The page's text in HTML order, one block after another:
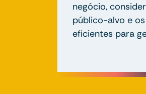
negócio,
público-alvo e
eficientes para